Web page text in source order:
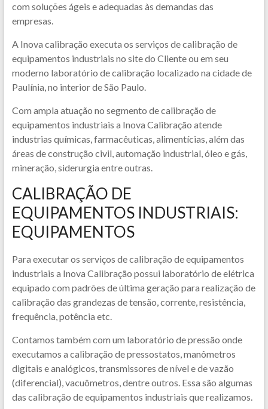
com soluções ágeis e adequadas às demandas das
empresas.
A Inova calibração executa os serviços de calibração de
equipamentos industriais no site do Cliente ou em seu
moderno laboratório de calibração localizado na cidade de
Paulínia, no interior de São Paulo.
Com ampla atuação no segmento de calibração de
equipamentos industriais a Inova Calibração atende
industrias químicas, farmacêuticas, alimentícias, além das
áreas de construção civil, automação industrial, óleo e gás,
mineração, siderurgia entre outras.
CALIBRAÇÃO DE
EQUIPAMENTOS INDUSTRIAIS:
EQUIPAMENTOS
Para executar os serviços de calibração de equipamentos
industriais a Inova Calibração possui laboratório de elétrica
equipado com padrões de última geração para realização de
calibração das grandezas de tensão, corrente, resistência,
frequência, potência etc.
Contamos também com um laboratório de pressão onde
executamos a calibração de pressostatos, manômetros
digitais e analógicos, transmissores de nível e de vazão
(diferencial), vacuômetros, dentre outros. Essa são algumas
das calibração de equipamentos industriais que realizamos.